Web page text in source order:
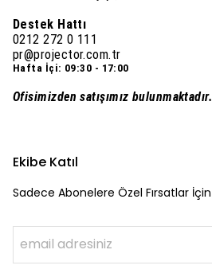
Destek Hattı
0212 272 0 111
pr@projector.com.tr
Hafta İçi: 09:30 - 17:00
Ofisimizden satışımız bulunmaktadır.
Ekibe Katıl
Sadece Abonelere Özel Fırsatlar İçin